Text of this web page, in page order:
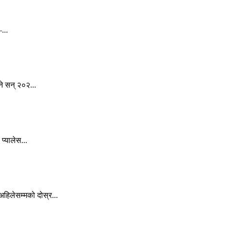
सन् २०२...
प्यालेस...
दोस्र...